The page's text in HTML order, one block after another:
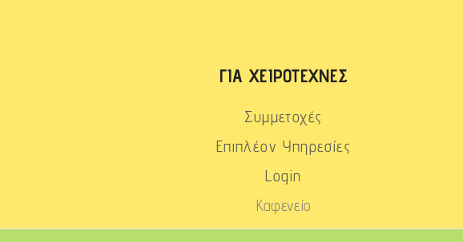
ΓΙΑ ΧΕΙΡΟΤΈΧΝΕΣ
Συμμετοχές
Επιπλέον Υπηρεσίες
Login
Καφενείο